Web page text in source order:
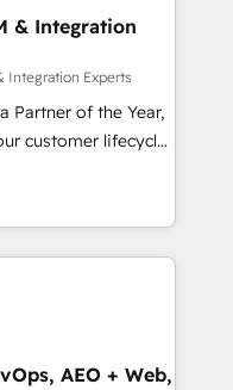
再構築します。意
します。 1️⃣
タの一元化から、
Hub統合運用、デー
統合に対応します。
移行を設計・実装。
携させ、役割定義・
として主導。「設
戦略設
& Integration
Integration Experts
Partner of the Year,
customer lifecycle
ecosystem
(AI &
(Paid Media),
three brands. 🔄
by Globalia’s
AEO + Web,